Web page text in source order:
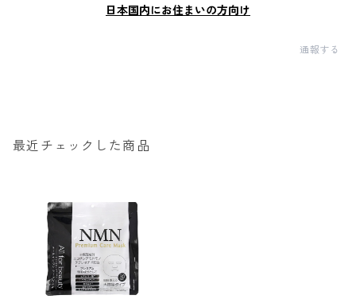
日本国内にお住まいの方向け
通報する
最近チェックした商品